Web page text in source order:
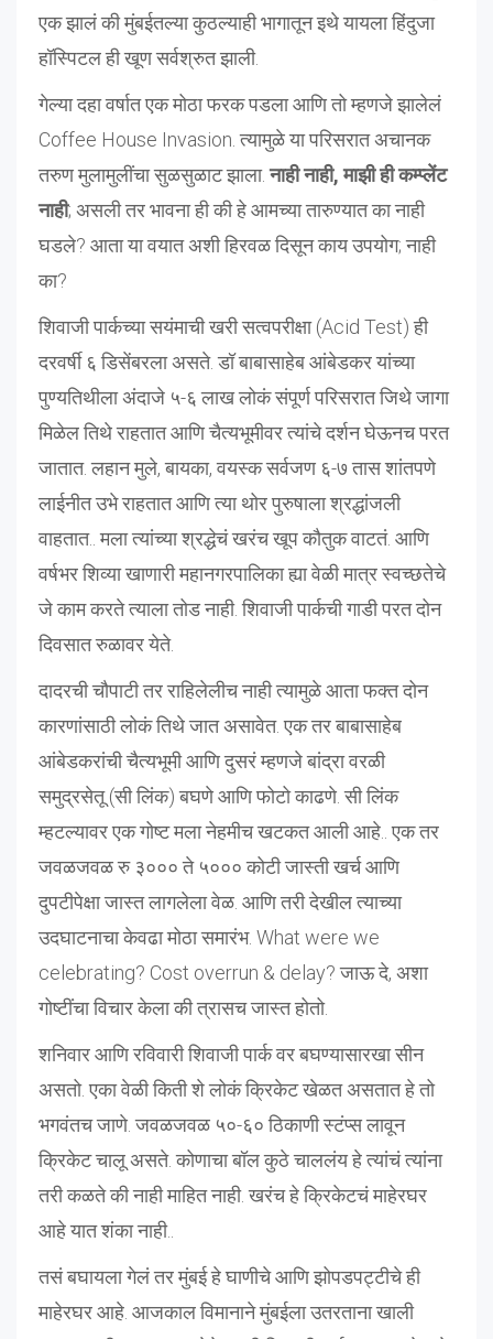
एक झालं की मुंबईतल्या कुठल्याही भागातून इथे यायला हिंदुजा
हॉस्पिटल ही खूण सर्वश्रुत झाली.
गेल्या दहा वर्षात एक मोठा फरक पडला आणि तो म्हणजे झालेलं
Coffee House Invasion. त्यामुळे या परिसरात अचानक
तरुण मुलामुलींचा सुळसुळाट झाला.नाही नाही, माझी ही कम्प्लेंट
नाही; असली तर भावना ही की हे आमच्या तारुण्यात का नाही
घडले? आता या वयात अशी हिरवळ दिसून काय उपयोग; नाही
का?
शिवाजी पार्कच्या सयंमाची खरी सत्वपरीक्षा (Acid Test) ही
दरवर्षी ६ डिसेंबरला असते. डॉ बाबासाहेब आंबेडकर यांच्या
पुण्यतिथीला अंदाजे ५-६ लाख लोकं संपूर्ण परिसरात जिथे जागा
मिळेल तिथे राहतात आणि चैत्यभूमीवर त्यांचे दर्शन घेऊनच परत
जातात. लहान मुले, बायका, वयस्क सर्वजण ६-७ तास शांतपणे
लाईनीत उभे राहतात आणि त्या थोर पुरुषाला श्रद्धांजली
वाहतात.. मला त्यांच्या श्रद्धेचं खरंच खूप कौतुक वाटतं. आणि
वर्षभर शिव्या खाणारी महानगरपालिका ह्या वेळी मात्र स्वच्छतेचे
जे काम करते त्याला तोड नाही. शिवाजी पार्कची गाडी परत दोन
दिवसात रुळावर येते.
दादरची चौपाटी तर राहिलेलीच नाही त्यामुळे आता फक्त दोन
कारणांसाठी लोकं तिथे जात असावेत. एक तर बाबासाहेब
आंबेडकरांची चैत्यभूमी आणि दुसरं म्हणजे बांद्रा वरळी
समुद्रसेतू (सी लिंक) बघणे आणि फोटो काढणे. सी लिंक
म्हटल्यावर एक गोष्ट मला नेहमीच खटकत आली आहे.. एक तर
जवळजवळ रु ३००० ते ५००० कोटी जास्ती खर्च आणि
दुपटीपेक्षा जास्त लागलेला वेळ. आणि तरी देखील त्याच्या
उदघाटनाचा केवढा मोठा समारंभ. What were we
celebrating? Cost overrun & delay? जाऊ दे, अशा
गोष्टींचा विचार केला की त्रासच जास्त होतो.
शनिवार आणि रविवारी शिवाजी पार्क वर बघण्यासारखा सीन
असतो. एका वेळी किती शे लोकं क्रिकेट खेळत असतात हे तो
भगवंतच जाणे. जवळजवळ ५०-६० ठिकाणी स्टंप्स लावून
क्रिकेट चालू असते. कोणाचा बॉल कुठे चाललंय हे त्यांचं त्यांना
तरी कळते की नाही माहित नाही. खरंच हे क्रिकेटचं माहेरघर
आहे यात शंका नाही..
तसं बघायला गेलं तर मुंबई हे घाणीचे आणि झोपडपट्टीचे ही
माहेरघर आहे. आजकाल विमानाने मुंबईला उतरताना खाली